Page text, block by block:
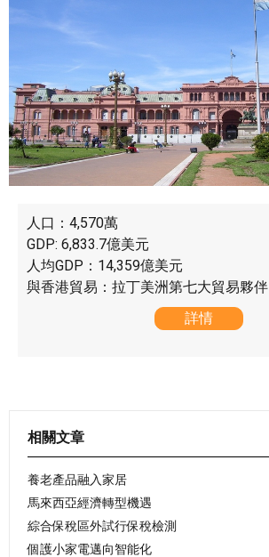
人口：4,570萬
GDP: 6,833.7億美元
人均GDP：14,359億美元
與香港貿易：拉丁美洲第七大貿易夥伴
詳情
相關文章
養老產品融入家居
馬來西亞經濟轉型機遇
綜合保稅區外試行保稅檢測
個護小家電邁向智能化